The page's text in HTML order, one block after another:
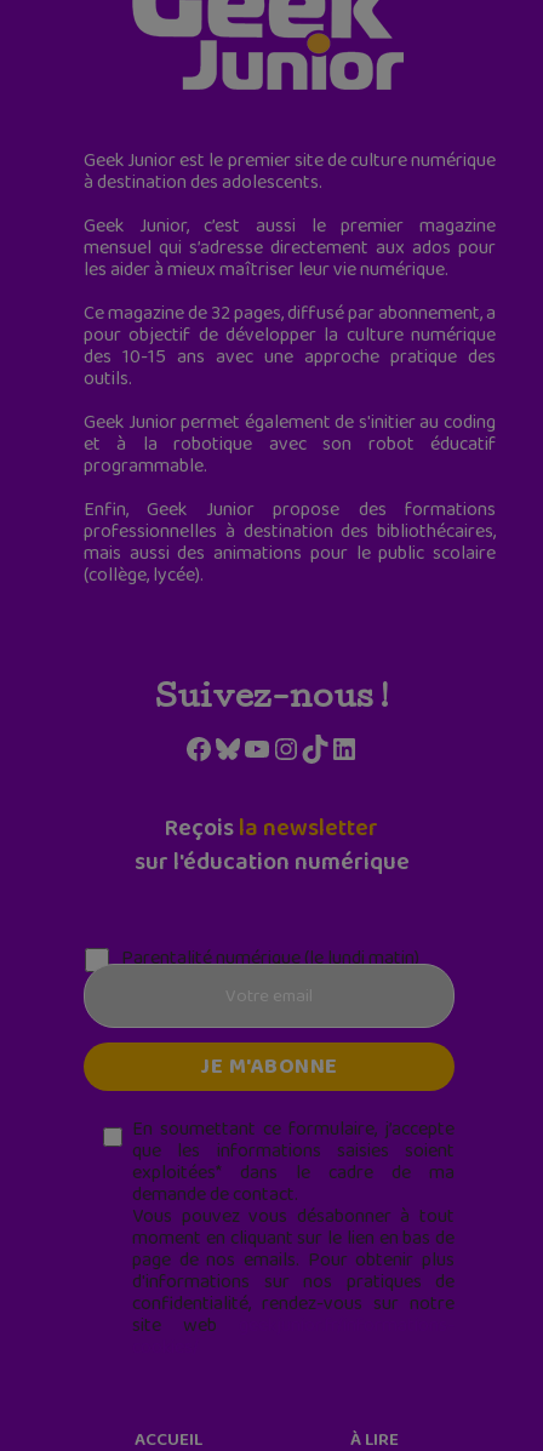
Geek Junior est le premier site de culture numérique
à destination des adolescents.
Geek Junior, c’est aussi le premier magazine
mensuel qui s’adresse directement aux ados pour
les aider à mieux maîtriser leur vie numérique.
Ce magazine de 32 pages, diffusé par abonnement, a
pour objectif de développer la culture numérique
des 10-15 ans avec une approche pratique des
outils.
Geek Junior permet également de s'initier au coding
et à la robotique avec son robot éducatif
programmable.
Enfin, Geek Junior propose des formations
professionnelles à destination des bibliothécaires,
mais aussi des animations pour le public scolaire
(collège, lycée).
Suivez-nous !
Facebook
Bluesky
YouTube
Instagram
TikTokLinkedIn
Reçoisla newsletter
sur l'éducation numérique
Parentalité numérique (le lundi matin)
En soumettant ce formulaire, j’accepte
que les informations saisies soient
exploitées* dans le cadre de ma
demande de contact.
Vous pouvez vous désabonner à tout
moment en cliquant sur le lien en bas de
page de nos emails. Pour obtenir plus
d'informations sur nos pratiques de
confidentialité, rendez-vous sur notre
site web
ACCUEIL À LIRE